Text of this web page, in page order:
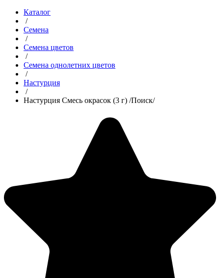
Каталог
/
Семена
/
Семена цветов
/
Семена однолетних цветов
/
Настурция
/
Настурция Смесь окрасок (3 г) /Поиск/